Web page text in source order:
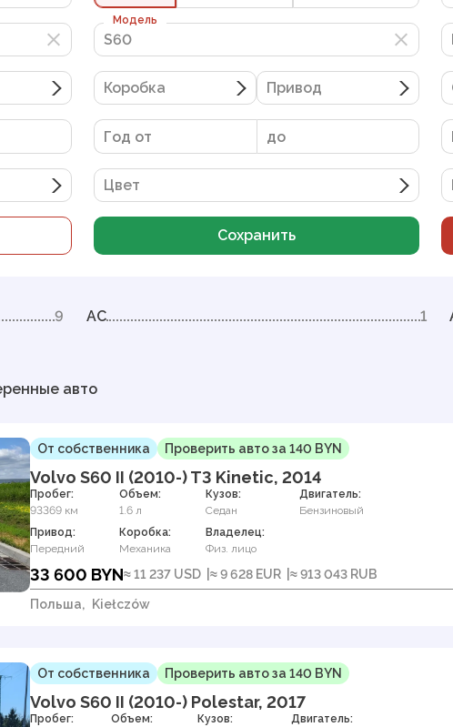
S60
S60
Модель
Коробка Привод
Цвет
Сохранить
9 AC 1
авто
От собственника Проверить авто за 140 BYN
Volvo S60 II (2010-) T3 Kinetic, 2014
Пробег:
93369 км
Объем:
1.6 л
Кузов:
Седан
Двигатель:
Бензиновый
Привод:
Передний
Коробка:
Механика
Владелец:
Физ. лицо
33 600 BYN≈ 11 237 USD ≈ 9 628 EUR ≈ 913 043 RUB
Польша, Kiełczów
От собственника Проверить авто за 140 BYN
Volvo S60 II (2010-) Polestar, 2017
Пробег:
Объем:
Кузов:
Двигатель: